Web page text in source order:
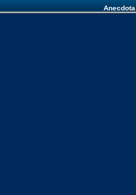
Anecdota